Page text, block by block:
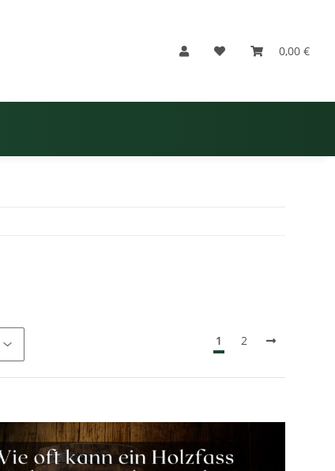
0,00 €
1 2